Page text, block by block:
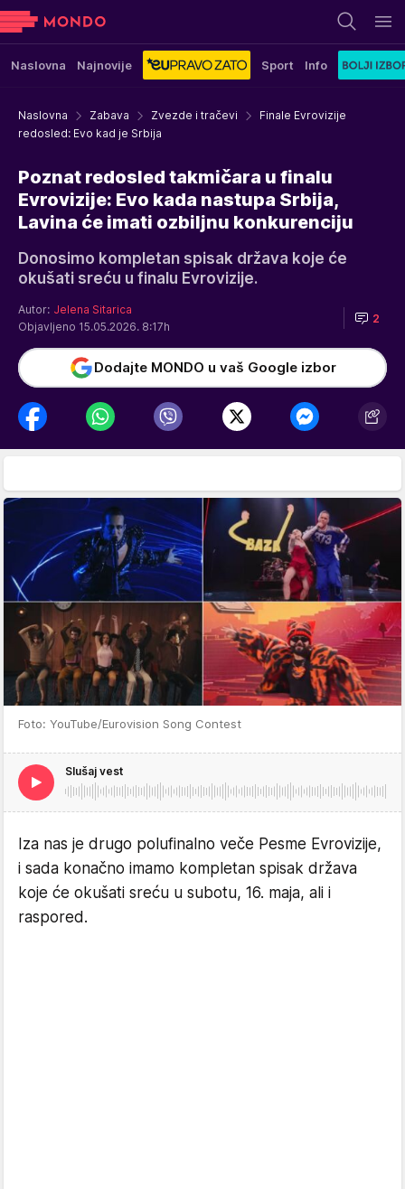
Naslovna Najnovije Sport Info
Naslovna Zabava Zvezde i tračevi
Finale Evrovizije
redosled: Evo kad je Srbija
Poznat redosled takmičara u finalu
Evrovizije: Evo kada nastupa Srbija,
Lavina će imati ozbiljnu konkurenciju
Donosimo kompletan spisak država koje će
okušati sreću u finalu Evrovizije.
Autor: Jelena Sitarica
Objavljeno 15.05.2026. 8:17h
2
Dodajte MONDO u vaš Google izbor
Foto: YouTube/Eurovision Song Contest
Slušaj vest
Iza nas je drugo polufinalno veče Pesme Evrovizije,
i sada konačno imamo kompletan spisak država
koje će okušati sreću u subotu, 16. maja, ali i
raspored.